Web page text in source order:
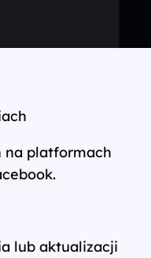
na platformach
lub aktualizacji